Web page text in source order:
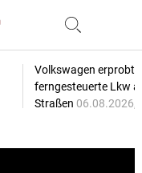
Volkswagen erprobt
ferngesteuerte Lkw
Straßen 06.08.2026,